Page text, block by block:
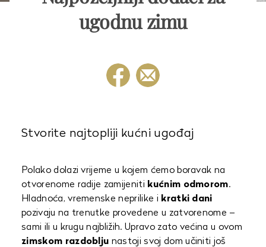
ugodnu zimu
Stvorite najtopliji kućni ugođaj
Polako dolazi vrijeme u kojem ćemo boravak na
otvorenome radije zamijeniti kućnim odmorom.
Hladnoća, vremenske neprilike i kratki dani
pozivaju na trenutke provedene u zatvorenome –
sami ili u krugu najbližih. Upravo zato većina u ovom
zimskom razdoblju nastoji svoj dom učiniti još